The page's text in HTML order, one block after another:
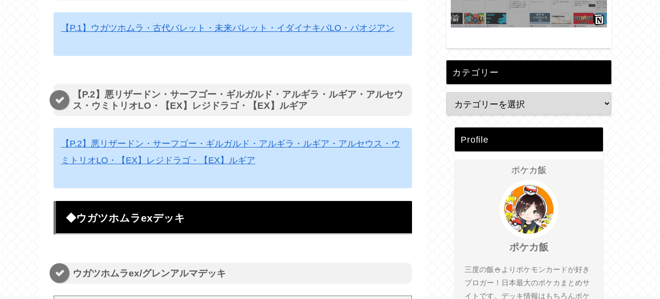
【P.1】ウガツホムラ・古代バレット・未来バレット・イダイナキバLO・パオジアン
【P.2】悪リザードン・サーフゴー・ギルガルド・アルギラ・ルギア・アルセウ
ス・ウミトリオLO・【EX】レジドラゴ・【EX】ルギア
【P.2】悪リザードン・サーフゴー・ギルガルド・アルギラ・ルギア・アルセウス・ウ
ミトリオLO・【EX】レジドラゴ・【EX】ルギア
◆ウガツホムラexデッキ
ウガツホムラex/グレンアルマデッキ
カテゴリー
Profile
ポケカ飯
ポケカ飯
三度の飯🍚よりポケモンカードが好き
ブロガー！日本最大のポケカまとめサ
イトです。デッキ情報はもちろんポケ